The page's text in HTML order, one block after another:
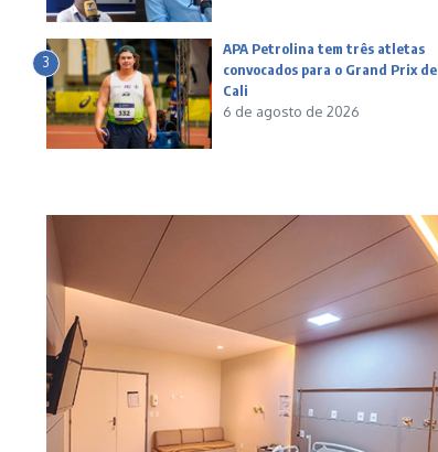
3
APA Petrolina tem três atletas
convocados para o Grand Prix de
Cali
6 de agosto de 2026